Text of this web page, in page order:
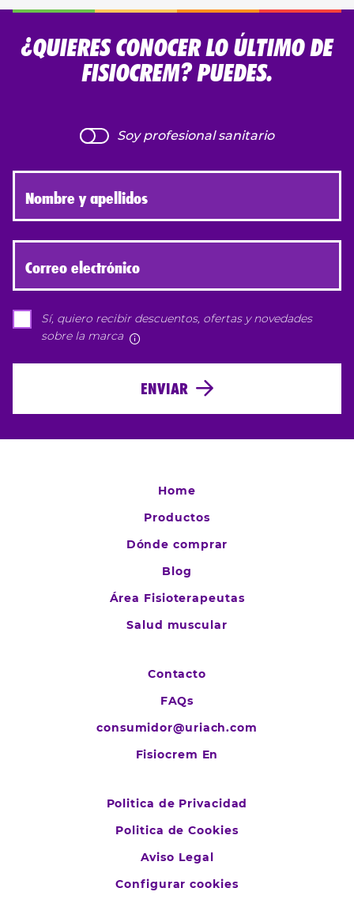
¿QUIERES CONOCER LO ÚLTIMO DE
FISIOCREM? PUEDES.
Soy profesional sanitario
Nombre y apellidos
Correo electrónico
ENVIAR
Sí, quiero recibir descuentos, ofertas y novedades
sobre la marca
Home
Productos
Dónde comprar
Blog
Área Fisioterapeutas
Salud muscular
Contacto
FAQs
consumidor@uriach.com
Fisiocrem En
Politica de Privacidad
Politica de Cookies
Aviso Legal
Configurar cookies